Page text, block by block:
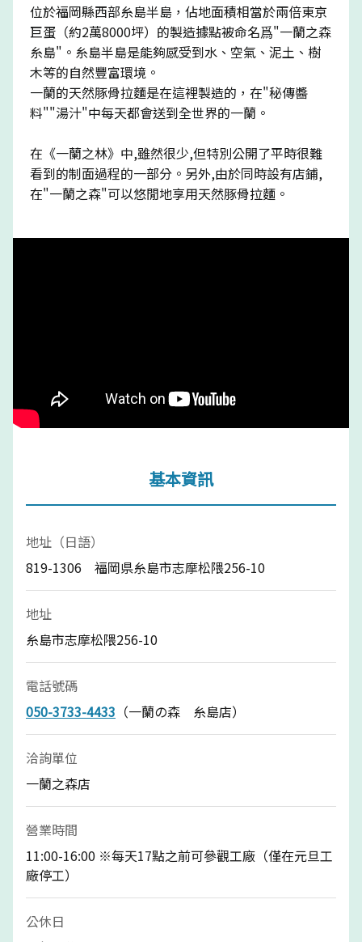
位於福岡縣西部糸島半島，佔地面積相當於兩倍東京
巨蛋（約2萬8000坪）的製造據點被命名爲"一蘭之森
糸島"。糸島半島是能夠感受到水、空氣、泥土、樹
木等的自然豐富環境。
一蘭的天然豚骨拉麵是在這裡製造的，在"秘傳醬
料""湯汁"中每天都會送到全世界的一蘭。
在《一蘭之林》中,雖然很少,但特別公開了平時很難
看到的制面過程的一部分。另外,由於同時設有店鋪,
在"一蘭之森"可以悠閒地享用天然豚骨拉麵。
基本資訊
地址（日語）
819-1306 福岡県糸島市志摩松隈256-10
地址
糸島市志摩松隈256-10
電話號碼
050-3733-4433 （一蘭の森 糸島店）
洽詢單位
一蘭之森店
營業時間
11:00-16:00 ※每天17點之前可參觀工廠（僅在元旦工
廠停工）
公休日